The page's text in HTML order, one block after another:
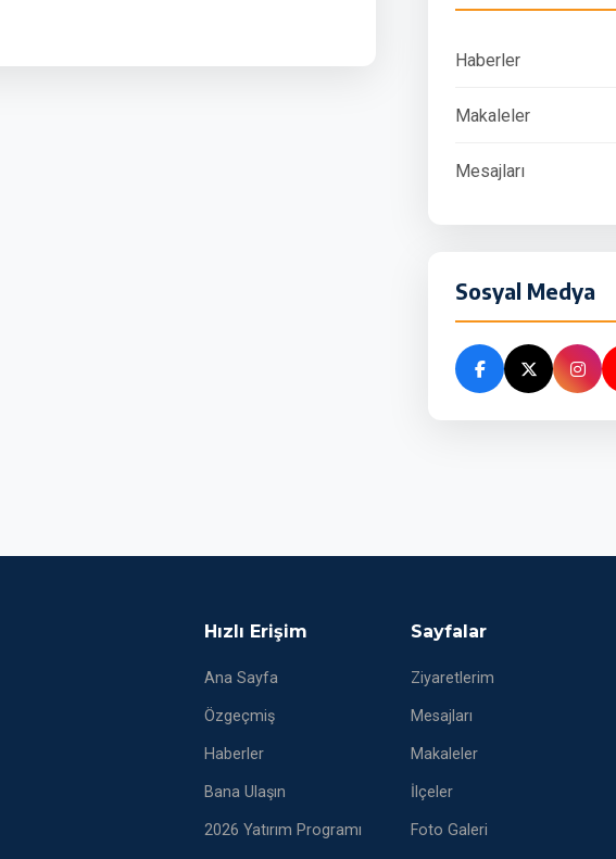
Haberler
Makaleler
Mesajları
Sosyal Medya
Hızlı Erişim
Ana Sayfa
Özgeçmiş
Haberler
Bana Ulaşın
2026 Yatırım Programı
Sayfalar
Ziyaretlerim
Mesajları
Makaleler
İlçeler
Foto Galeri